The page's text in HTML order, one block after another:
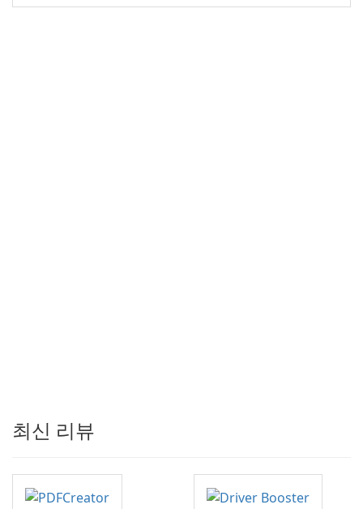
최신 리뷰